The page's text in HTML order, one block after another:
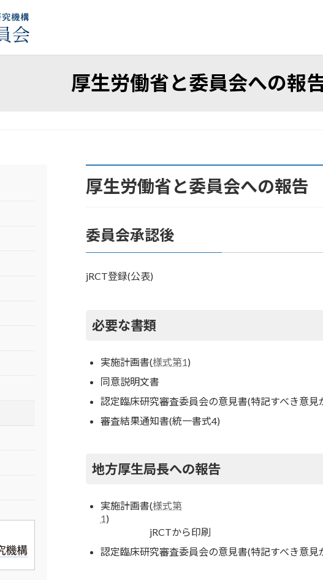
厚生労働省と委員会への報
厚生労働省と委員会への報告
委員会承認後
jRCT登録(公表)
必要な書類
実施計画書(様式第1 )
同意説明文書
認定臨床研究審査委員会の意見書(特記すべき意見
審査結果通知書(統一書式4)
地方厚生局長への報告
実施計画書(様式第
1
jRCTから印刷
認定臨床研究審査委員会の意見書(特記すべき意見